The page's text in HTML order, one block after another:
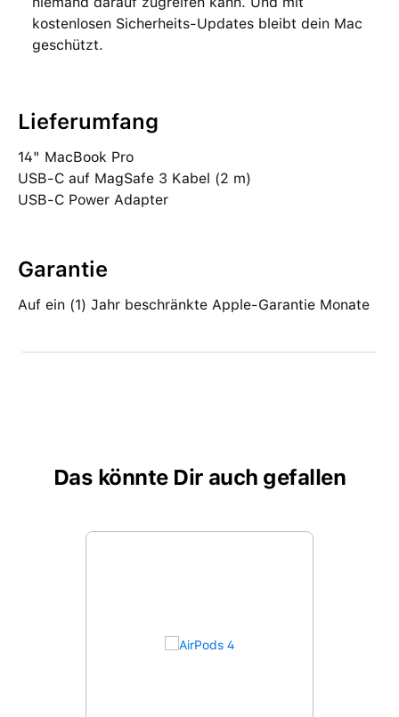
kostenlosen Sicherheits-Updates bleibt dein Mac
geschützt.
Lieferumfang
14" MacBook Pro
USB‑C auf MagSafe 3 Kabel (2 m)
USB‑C Power Adapter
Garantie
Auf ein (1) Jahr beschränkte Apple-Garantie Monate
Das könnte Dir auch gefallen
Produktgalerie überspringen